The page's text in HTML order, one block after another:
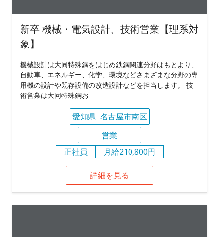
新卒 機械・電気設計、技術営業【理系対
象】
機械設計は大同特殊鋼をはじめ鉄鋼関連分野はもとより、
自動車、エネルギー、化学、環境などさまざまな分野の専
用機の設計や既存設備の改造設計などを担当します。 技
術営業は大同特殊鋼お
愛知県 名古屋市南区
営業
正社員
月給210,800円
詳細を見る